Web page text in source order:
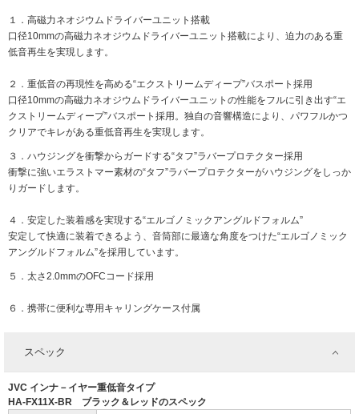
１．高磁力ネオジウムドライバーユニット搭載
口径10mmの高磁力ネオジウムドライバーユニット搭載により、迫力のある重
低音再生を実現します。
２．重低音の再現性を高める“エクストリームディープ”バスポート採用
口径10mmの高磁力ネオジウムドライバーユニットの性能をフルに引き出す“エ
クストリームディープ”バスポート採用。独自の音響構造により、パワフルかつ
クリアでキレがある重低音再生を実現します。
３．ハウジングを衝撃からガードする“タフ”ラバープロテクター採用
衝撃に強いエラストマー素材の“タフ”ラバープロテクターがハウジングをしっか
りガードします。
４．安定した装着感を実現する“エルゴノミックアングルドフォルム”
安定して快適に装着できるよう、音筒部に最適な角度をつけた“エルゴノミック
アングルドフォルム”を採用しています。
５．太さ2.0mmのOFCコード採用
６．携帯に便利な専用キャリングケース付属
スペック
JVC インナ－イヤー重低音タイプ
HA-FX11X-BR ブラック＆レッドのスペック